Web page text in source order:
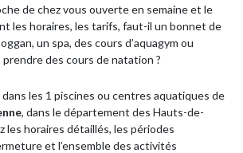
de chez vous ouverte en semaine et le
les horaires, les tarifs, faut-il un bonnet de
un spa, des cours d’aquagym ou
prendre des cours de natation ?
les 1 piscines ou centres aquatiques de
, dans le département des Hauts-de-
les horaires détaillés, les périodes
et l’ensemble des activités